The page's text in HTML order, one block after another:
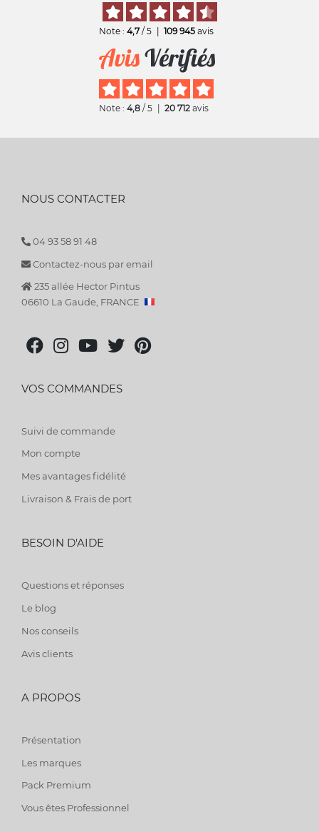
Note : 4,7 / 5 109 945 avis
Note : 4,8 / 5 20 712 avis
NOUS CONTACTER
04 93 58 91 48
Contactez-nous par email
235 allée Hector Pintus
06610 La Gaude, FRANCE
VOS COMMANDES
Suivi de commande
Mon compte
Mes avantages fidélité
Livraison & Frais de port
BESOIN D'AIDE
Questions et réponses
Le blog
Nos conseils
Avis clients
A PROPOS
Présentation
Les marques
Pack Premium
Vous êtes Professionnel